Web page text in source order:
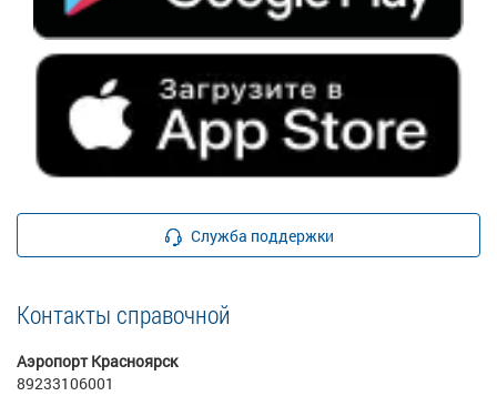
Служба поддержки
Контакты справочной
Аэропорт Красноярск
89233106001